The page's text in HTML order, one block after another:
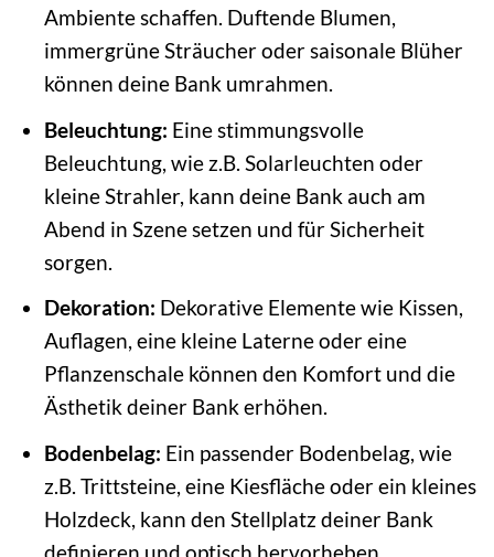
Ambiente schaffen. Duftende Blumen,
immergrüne Sträucher oder saisonale Blüher
können deine Bank umrahmen.
Beleuchtung: Eine stimmungsvolle
Beleuchtung, wie z.B. Solarleuchten oder
kleine Strahler, kann deine Bank auch am
Abend in Szene setzen und für Sicherheit
sorgen.
Dekoration: Dekorative Elemente wie Kissen,
Auflagen, eine kleine Laterne oder eine
Pflanzenschale können den Komfort und die
Ästhetik deiner Bank erhöhen.
Bodenbelag: Ein passender Bodenbelag, wie
z.B. Trittsteine, eine Kiesfläche oder ein kleines
Holzdeck, kann den Stellplatz deiner Bank
definieren und optisch hervorheben.